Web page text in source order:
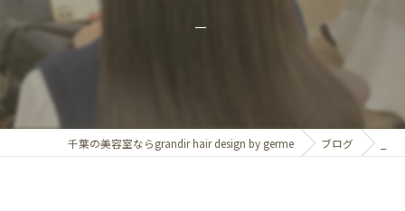
千葉の美容室ならgrandir hair design by germe ブログ